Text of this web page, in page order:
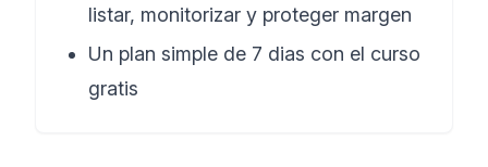
listar, monitorizar y proteger margen
Un plan simple de 7 dias con el curso
gratis